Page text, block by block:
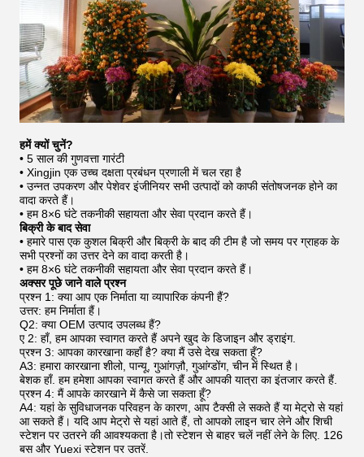
हमें क्यों चुनें?
• 5 साल की गुणवत्ता गारंटी
• Xingjin एक उच्च दक्षता प्रबंधन प्रणाली में चल रहा है
• उन्नत उपकरण और पेशेवर इंजीनियर सभी उत्पादों को काफी संतोषजनक होने का
वादा करते हैं।
• हम 8×6 घंटे तकनीकी सहायता और सेवा प्रदान करते हैं।
बिक्री के बाद सेवा
• हमारे पास एक कुशल बिक्री और बिक्री के बाद की टीम है जो समय पर ग्राहक के
सभी प्रश्नों का उत्तर देने का वादा करती है।
• हम 8×6 घंटे तकनीकी सहायता और सेवा प्रदान करते हैं।
अक्सर पूछे जाने वाले प्रश्न
प्रश्न 1: क्या आप एक निर्माता या व्यापारिक कंपनी हैं?
उत्तर: हम निर्माता हैं।
Q2: क्या OEM उत्पाद उपलब्ध हैं?
ए 2: हाँ, हम आपका स्वागत करते हैं अपने खुद के डिजाइन और ड्राइंग.
प्रश्न 3: आपका कारखाना कहाँ है? क्या मैं उसे देख सकता हूँ?
A3: हमारा कारखाना शीलो, पान्यू, गुआंगज़ौ, गुआंग्डोंग, चीन में स्थित है।
बेशक हाँ. हम हमेशा आपका स्वागत करते हैं और आपकी यात्रा का इंतजार करते हैं.
प्रश्न 4: मैं आपके कारखाने में कैसे जा सकता हूँ?
A4: यहां के सुविधाजनक परिवहन के कारण, आप टैक्सी ले सकते हैं या मेट्रो से यहां
आ सकते हैं। यदि आप मेट्रो से यहां आते हैं, तो आपको लाइन चार लेने और शिची
स्टेशन पर उतरने की आवश्यकता है।तो स्टेशन से बाहर चलें नहीं लेने के लिए. 126
बस और Yuexi स्टेशन पर उतरें.